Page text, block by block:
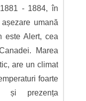
- 1884, în
umană
este Alert, cea
Marea
are un climat
foarte
și prezența